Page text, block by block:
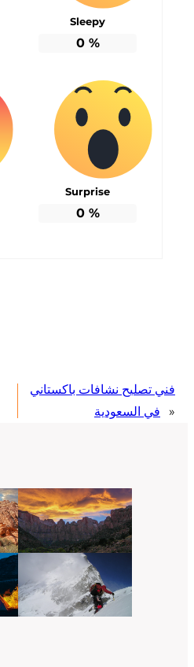
Sleepy
0%
Surprise
0%
فني تصليح نشافات باكستاني
في السعودية
»